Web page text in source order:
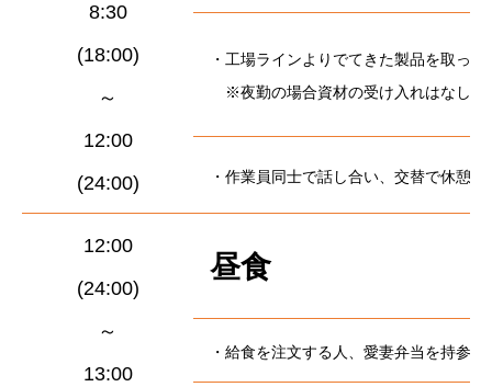
8:30
(18:00)
～
12:00
(24:00)
・工場ラインよりでてきた製品を取っ
※夜勤の場合資材の受け入れはなし
・作業員同士で話し合い、交替で休憩
12:00
(24:00)
～
13:00
昼食
・給食を注文する人、愛妻弁当を持参